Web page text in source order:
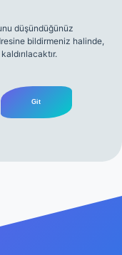
düşündüğünüz
bildirmeniz halinde,